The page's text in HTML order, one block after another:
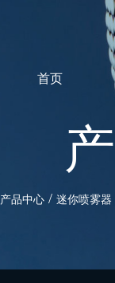
首页
产品中心/ 迷你喷雾器